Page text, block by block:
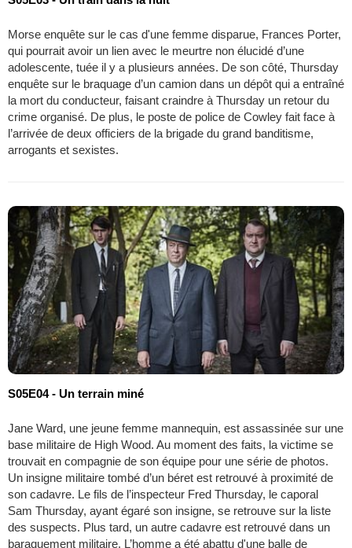
Morse enquête sur le cas d'une femme disparue, Frances Porter,
qui pourrait avoir un lien avec le meurtre non élucidé d’une
adolescente, tuée il y a plusieurs années. De son côté, Thursday
enquête sur le braquage d’un camion dans un dépôt qui a entraîné
la mort du conducteur, faisant craindre à Thursday un retour du
crime organisé. De plus, le poste de police de Cowley fait face à
l’arrivée de deux officiers de la brigade du grand banditisme,
arrogants et sexistes.
S05E04 - Un terrain miné
Jane Ward, une jeune femme mannequin, est assassinée sur une
base militaire de High Wood. Au moment des faits, la victime se
trouvait en compagnie de son équipe pour une série de photos.
Un insigne militaire tombé d’un béret est retrouvé à proximité de
son cadavre. Le fils de l’inspecteur Fred Thursday, le caporal
Sam Thursday, ayant égaré son insigne, se retrouve sur la liste
des suspects. Plus tard, un autre cadavre est retrouvé dans un
baraquement militaire. L’homme a été abattu d'une balle de